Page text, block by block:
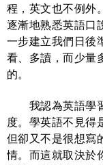
程，英文也不例外
逐漸地熟悉英語口
一步建立我們日後
看、多讀，而少量
的。
我認為英語學
度。學英語不見得
但卻又不是很想寫
情。而這就取決於